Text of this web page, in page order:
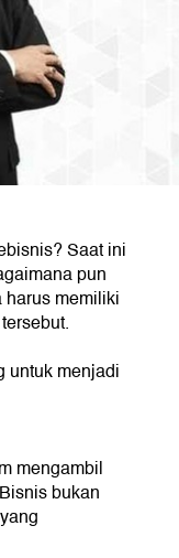
Saat ini
pun
memiliki
untuk menjadi
mengambil
bukan